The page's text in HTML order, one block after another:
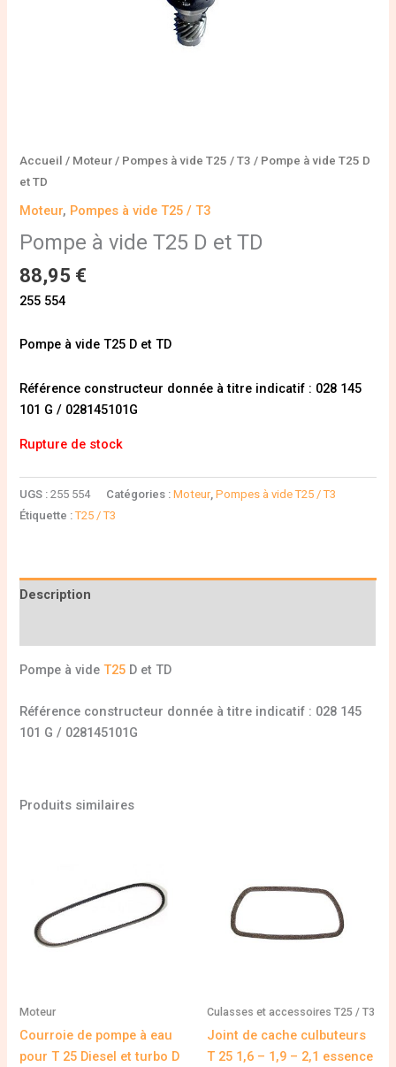
Accueil / Moteur / Pompes à vide T25 / T3 / Pompe à vide T25 D
et TD
Moteur, Pompes à vide T25 / T3
Pompe à vide T25 D et TD
88,95 €
255 554
Pompe à vide T25 D et TD
Référence constructeur donnée à titre indicatif : 028 145
101 G / 028145101G
Rupture de stock
UGS :255 554 Catégories :Moteur,Pompes à vide T25 / T3
Étiquette :T25 / T3
Description
Pompe à videT25 D et TD
Référence constructeur donnée à titre indicatif : 028 145
101 G / 028145101G
Produits similaires
Moteur
Courroie de pompe à eau
pour T 25 Diesel et turbo D
Culasses et accessoires T25 / T3
Joint de cache culbuteurs
T 25 1,6 – 1,9 – 2,1 essence